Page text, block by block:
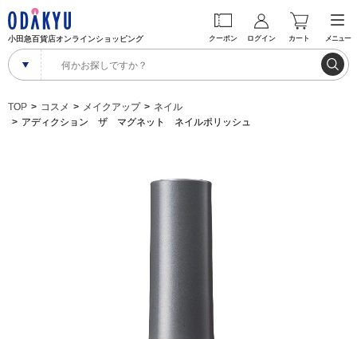
小田急百貨店オンラインショッピング クーポン ログイン カート メニュー
TOP コスメ メイクアップ
ネイル
アディクション ザ マグネット ネイルポリッシュ